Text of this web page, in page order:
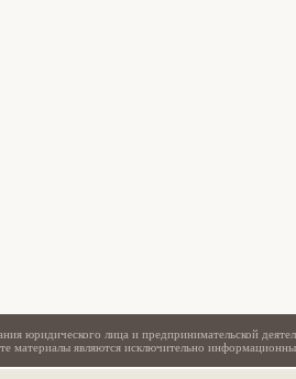
юридического лица и предпринимательской
материалы являются исключительно